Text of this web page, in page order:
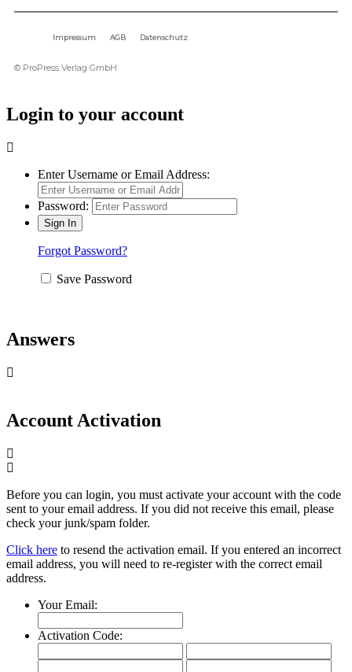
Impressum AGB Datenschutz
© ProPress Verlag GmbH
Login to your account
Enter Username or Email Address:
Password:
Forgot Password?
Save Password
Answers
Account Activation
Before you can login, you must activate your account with the code
sent to your email address. If you did not receive this email, please
check your junk/spam folder.
Click here to resend the activation email. If you entered an incorrect
email address, you will need to re-register with the correct email
address.
Your Email:
Activation Code: